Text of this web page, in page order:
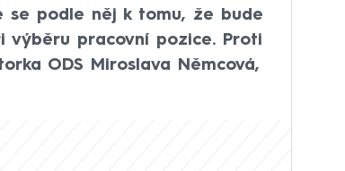
se podle něj k tomu, že bude
výběru pracovní pozice. Proti
ODS Miroslava Němcová,